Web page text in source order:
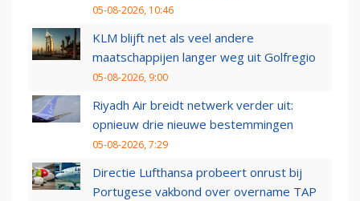
05-08-2026, 10:46
KLM blijft net als veel andere
maatschappijen langer weg uit Golfregio
05-08-2026, 9:00
Riyadh Air breidt netwerk verder uit:
opnieuw drie nieuwe bestemmingen
05-08-2026, 7:29
Directie Lufthansa probeert onrust bij
Portugese vakbond over overname TAP